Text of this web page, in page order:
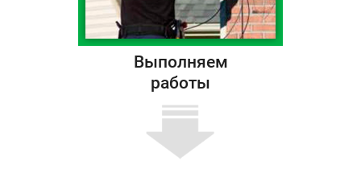
Выполняем
работы